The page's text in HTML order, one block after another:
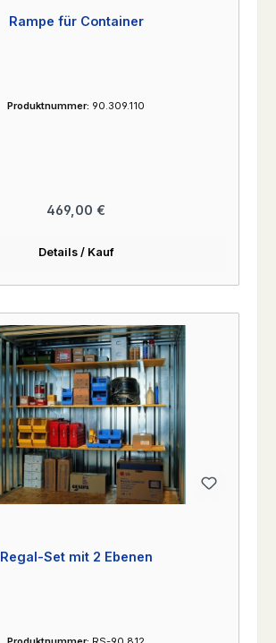
Rampe für Container
Produktnummer: 90.309.110
Regulärer Preis:
469,00 €
Details / Kauf
Regal-Set mit 2 Ebenen